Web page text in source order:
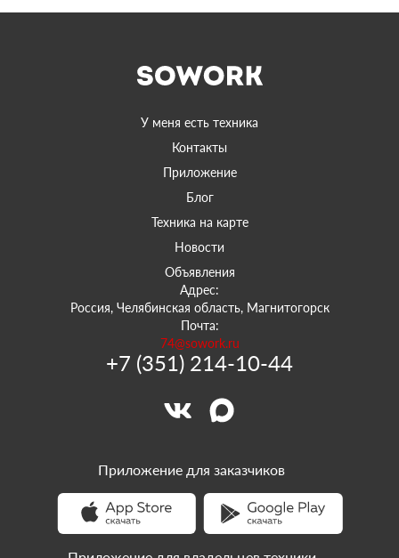
У меня есть техника
Контакты
Приложение
Блог
Техника на карте
Новости
Объявления
Адрес:
Россия, Челябинская область, Магнитогорск
Почта:
74@sowork.ru
+7 (351) 214-10-44
Приложение для заказчиков